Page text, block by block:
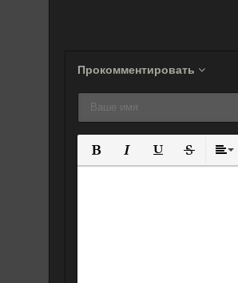
Прокомментировать
Полужирный
КурсивПодчеркнутый